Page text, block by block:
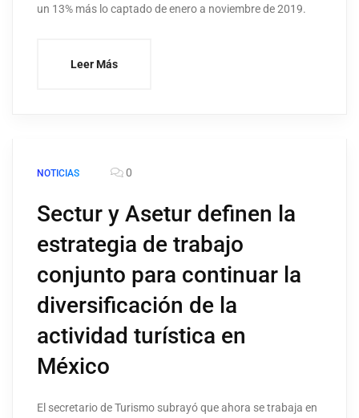
un 13% más lo captado de enero a noviembre de 2019.
Leer Más
NOTICIAS 0
Sectur y Asetur definen la
estrategia de trabajo
conjunto para continuar la
diversificación de la
actividad turística en
México
El secretario de Turismo subrayó que ahora se trabaja en